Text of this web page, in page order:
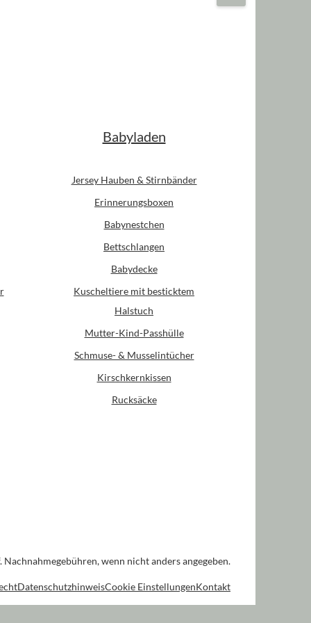
Babyladen
Jersey Hauben & Stirnbänder
Erinnerungsboxen
Babynestchen
Bettschlangen
Babydecke
Kuscheltiere mit besticktem
Halstuch
Mutter-Kind-Passhülle
Schmuse- & Musselintücher
Kirschkernkissen
Rucksäcke
Nachnahmegebühren, wenn nicht anders angegeben.
DatenschutzhinweisCookie EinstellungenKontakt